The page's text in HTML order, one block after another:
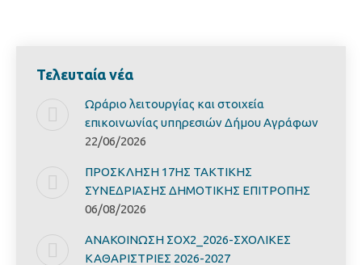
Τελευταία νέα
Ωράριο λειτουργίας και στοιχεία
επικοινωνίας υπηρεσιών Δήμου Αγράφων
22/06/2026
ΠΡΟΣΚΛΗΣΗ 17ΗΣ ΤΑΚΤΙΚΗΣ
ΣΥΝΕΔΡΙΑΣΗΣ ΔΗΜΟΤΙΚΗΣ ΕΠΙΤΡΟΠΗΣ
06/08/2026
ΑΝΑΚΟΙΝΩΣΗ ΣΟΧ2_2026-ΣΧΟΛΙΚΕΣ
ΚΑΘΑΡΙΣΤΡΙΕΣ 2026-2027